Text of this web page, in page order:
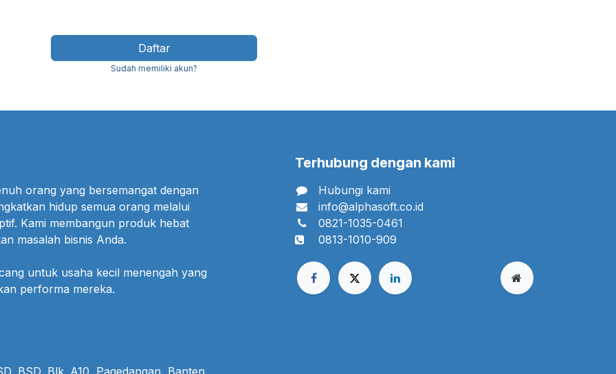
Daftar
Sudah memiliki akun?
orang yang bersemangat dengan
hidup semua orang melalui
Kami membangun produk hebat
masalah bisnis Anda.
untuk usaha kecil menengah yang
performa mereka.
Terhubung dengan kami
Hubungi kami
info@alphasoft.co.id
0821-1035-0461
0813-1010-909